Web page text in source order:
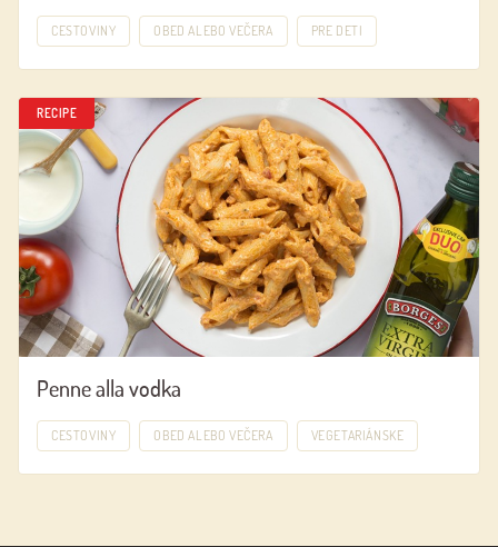
CESTOVINY OBED ALEBO VEČERA PRE DETI
RECIPE
Penne alla vodka
CESTOVINY OBED ALEBO VEČERA VEGETARIÁNSKE